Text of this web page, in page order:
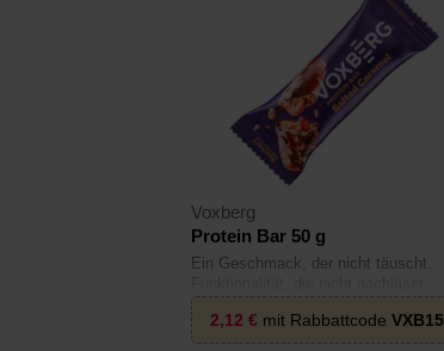
Voxberg
Protein Bar 50 g
Ein Geschmack, der nicht täuscht.
2,12 € mit Rabbattcode VXB15